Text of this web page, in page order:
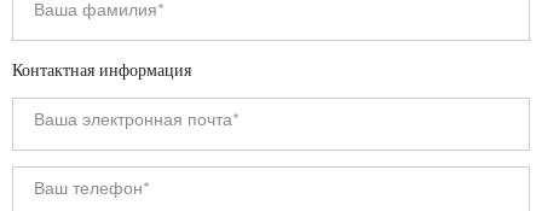
Контактная информация